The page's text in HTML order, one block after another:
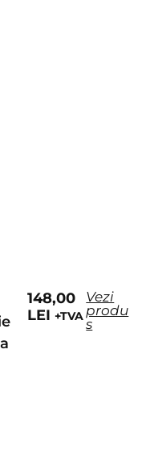
148,00
LEI +TVA
Vezi
produ
s